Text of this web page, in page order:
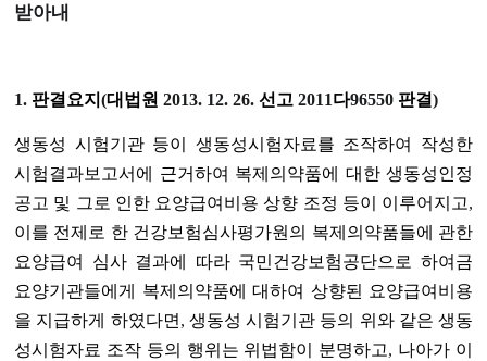
받아내
1. 판결요지 (대법원 2013. 12. 26. 선고 2011다96550 판결)
생동성 시험기관 등이 생동성시험자료를 조작하여 작성한
시험결과보고서에 근거하여 복제의약품에 대한 생동성인정
공고 및 그로 인한 요양급여비용 상향 조정 등이 이루어지고,
이를 전제로 한 건강보험심사평가원의 복제의약품들에 관한
요양급여 심사 결과에 따라 국민건강보험공단으로 하여금
요양기관들에게 복제의약품에 대하여 상향된 요양급여비용
을 지급하게 하였다면 , 생동성 시험기관 등의 위와 같은 생동
성시험자료 조작 등의 행위는 위법함이 분명하고, 나아가 이